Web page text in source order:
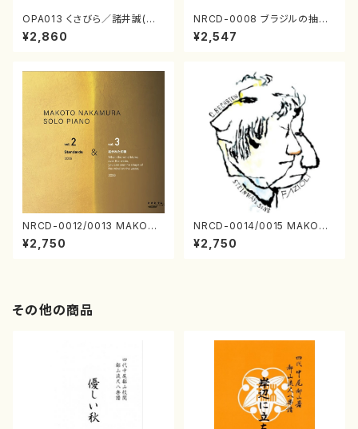
OPA013 くさびら／諸井誠(電
子音楽／CD)
¥2,860
NRCD-0008 ブラジルの抽象
画（ギター, パーカッション／C
D）
¥2,547
NRCD-0012/0013 MAKOTO
NAKAMURA SOLO PIANO v
ol.2, vol.3（ピアノ／CD）
¥2,750
NRCD-0014/0015 MAKOTO
NAKAMURA SOLO PIANO
さんにんひとり（CD）
¥2,750
その他の商品